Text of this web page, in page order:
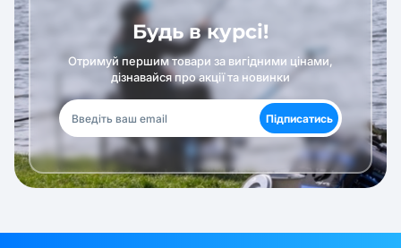
Будь в курсі!
Отримуй першим товари за вигідними цінами,
дізнавайся про акції та новинки
Підписатись